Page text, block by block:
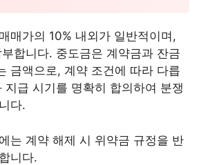
매가의 10% 내외가 일반적이며,
합니다. 중도금은 계약금과 잔금
금액으로, 계약 조건에 따라 다릅
지급 시기를 명확히 합의하여 분쟁
다.
는 계약 해제 시 위약금 규정을 반
니다.